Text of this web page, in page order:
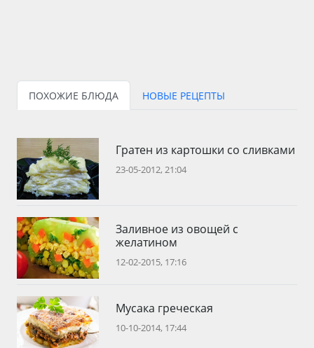
ПОХОЖИЕ БЛЮДА НОВЫЕ РЕЦЕПТЫ
Гратен из картошки со сливками
23-05-2012, 21:04
Заливное из овощей с
желатином
12-02-2015, 17:16
Мусака греческая
10-10-2014, 17:44